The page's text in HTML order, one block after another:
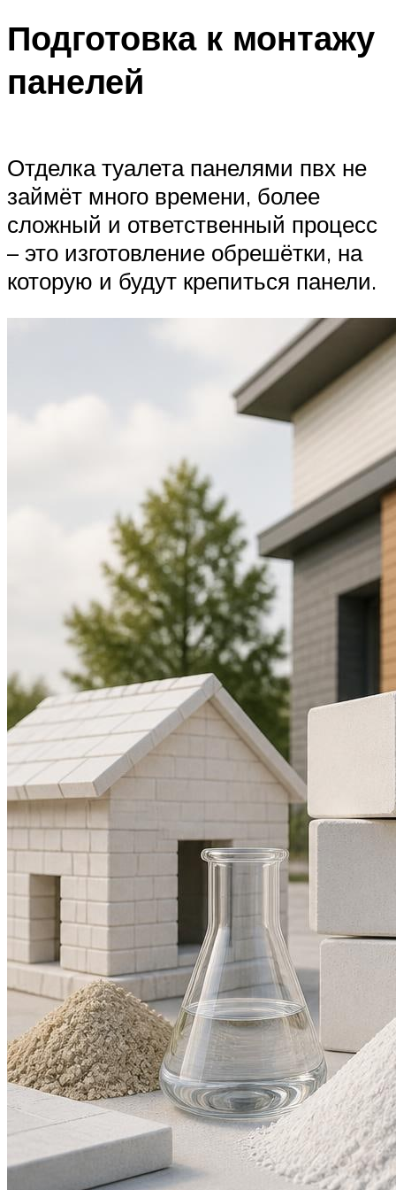
Подготовка к монтажу
панелей
Отделка туалета панелями пвх не
займёт много времени, более
сложный и ответственный процесс
– это изготовление обрешётки, на
которую и будут крепиться панели.